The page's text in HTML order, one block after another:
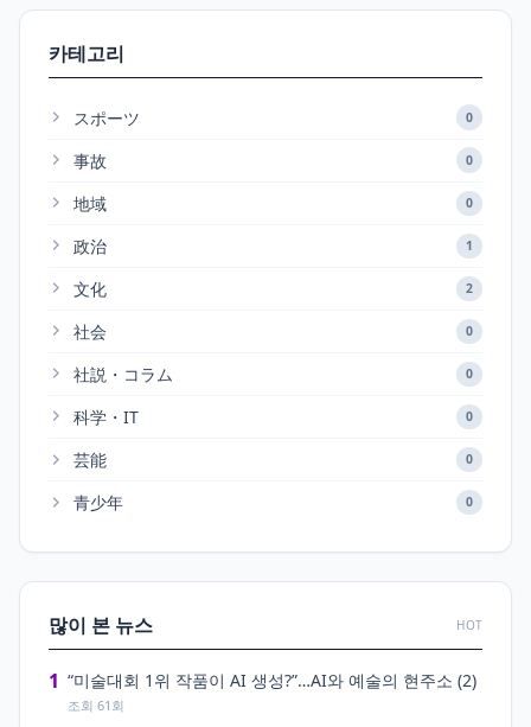
카테고리
スポーツ 0
事故 0
地域 0
政治 1
文化 2
社会 0
社説・コラム 0
科学・IT 0
芸能 0
青少年 0
많이 본 뉴스 HOT
1 “미술대회 1위 작품이 AI 생성?”…AI와 예술의 현주소 (2)
조회 61회